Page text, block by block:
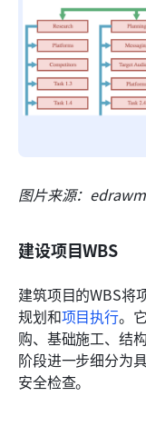
图片来源：
建设项目WBS
建筑项目的WBS将
规划和项目执行。
购、基础施工、结
阶段进一步细分为
安全检查。